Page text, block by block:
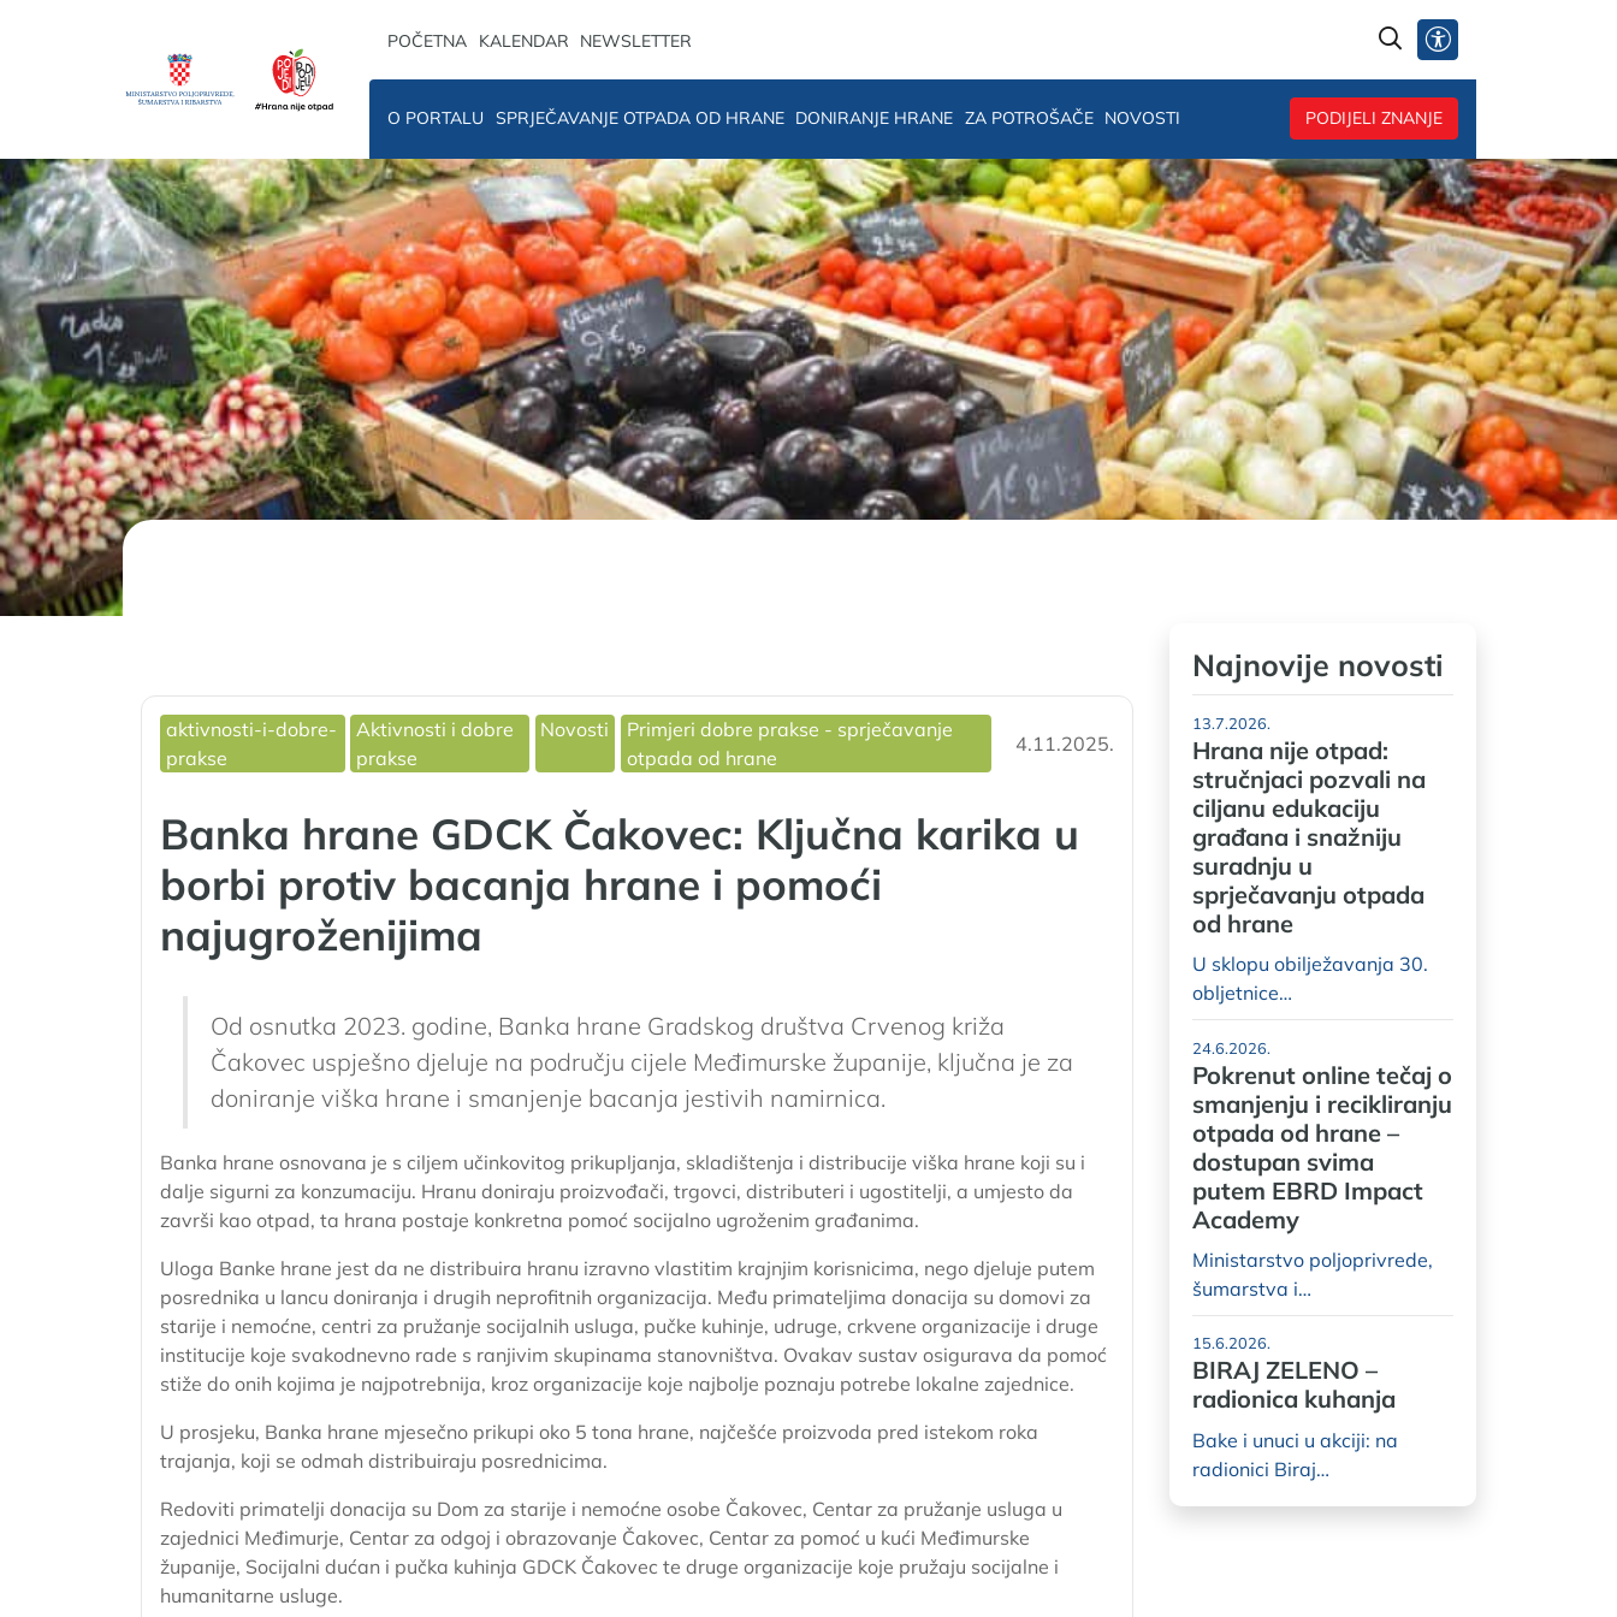
POČETNA KALENDAR NEWSLETTER @
O PORTALU SPRJEČAVANJE OTPADA OD HRANE DONIRANJE HRANE ZA POTROŠAČE NOVOSTI PODIJELI ZNANJE
aktivnosti-i-dobre-
prakse
Aktivnosti i dobre
prakse
Novosti
Primjeri dobre prakse - sprječavanje
otpada od hrane
4.11.2025.
Banka hrane GDCK Čakovec: Ključna karika u
borbi protiv bacanja hrane i pomoći
najugroženijima
Od osnutka 2023. godine, Banka hrane Gradskog društva Crvenog križa
Čakovec uspješno djeluje na području cijele Međimurske županije, ključna je za
doniranje viška hrane i smanjenje bacanja jestivih namirnica.
Banka hrane osnovana je s ciljem učinkovitog prikupljanja, skladištenja i distribucije viška hrane koji su i
dalje sigurni za konzumaciju. Hranu doniraju proizvođači, trgovci, distributeri i ugostitelji, a umjesto da
završi kao otpad, ta hrana postaje konkretna pomoć socijalno ugroženim građanima.
Uloga Banke hrane jest da ne distribuira hranu izravno vlastitim krajnjim korisnicima, nego djeluje putem
posrednika u lancu doniranja i drugih neprofitnih organizacija. Među primateljima donacija su domovi za
starije i nemoćne, centri za pružanje socijalnih usluga, pučke kuhinje, udruge, crkvene organizacije i druge
institucije koje svakodnevno rade s ranjivim skupinama stanovništva. Ovakav sustav osigurava da pomoć
stiže do onih kojima je najpotrebnija, kroz organizacije koje najbolje poznaju potrebe lokalne zajednice.
U prosjeku, Banka hrane mjesečno prikupi oko 5 tona hrane, najčešće proizvoda pred istekom roka
trajanja, koji se odmah distribuiraju posrednicima.
Redoviti primatelji donacija su Dom za starije i nemoćne osobe Čakovec, Centar za pružanje usluga u
zajednici Međimurje, Centar za odgoj i obrazovanje Čakovec, Centar za pomoć u kući Međimurske
županije, Socijalni dućan i pučka kuhinja GDCK Čakovec te druge organizacije koje pružaju socijalne i
humanitarne usluge.
Najnovije novosti
13.7.2026.
Hrana nije otpad:
stručnjaci pozvali na
ciljanu edukaciju
građana i snažniju
suradnju u
sprječavanju otpada
od hrane
U sklopu obilježavanja 30.
obljetnice…
24.6.2026.
Pokrenut online tečaj o
smanjenju i recikliranju
otpada od hrane –
dostupan svima
putem EBRD Impact
Academy
Ministarstvo poljoprivrede,
šumarstva i…
15.6.2026.
BIRAJ ZELENO –
radionica kuhanja
Bake i unuci u akciji: na
radionici Biraj…